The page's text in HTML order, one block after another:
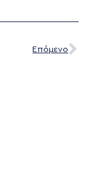
Επόμενο